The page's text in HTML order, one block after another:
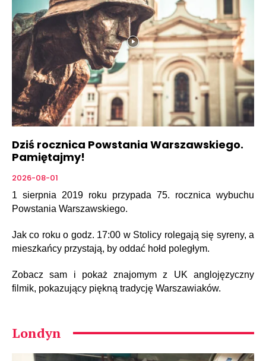
Dziś rocznica Powstania Warszawskiego.
Pamiętajmy!
2026-08-01
1 sierpnia 2019 roku przypada 75. rocznica wybuchu
Powstania Warszawskiego.
Jak co roku o godz. 17:00 w Stolicy rolegają się syreny, a
mieszkańcy przystają, by oddać hołd poległym.
Zobacz sam i pokaż znajomym z UK anglojęzyczny
filmik, pokazujący piękną tradycję Warszawiaków.
Londyn